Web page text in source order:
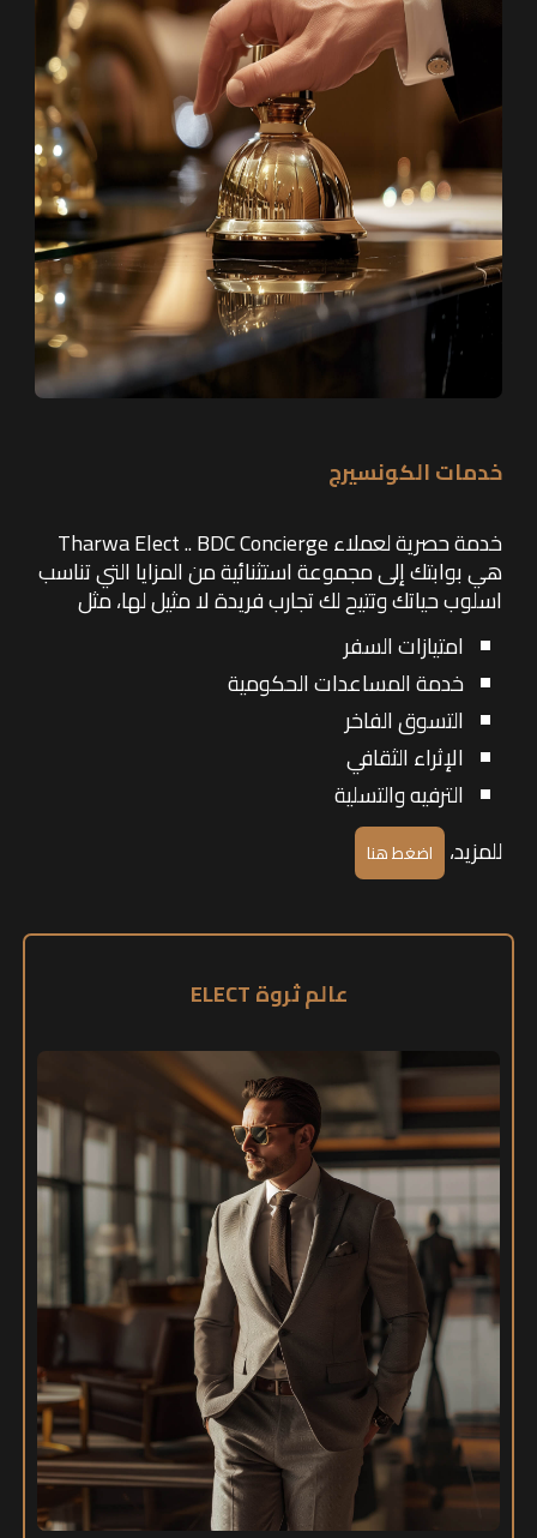
خدمات الكونسيرج
خدمة حصرية لعملاء Tharwa Elect .. BDC Concierge
هي بوابتك إلى مجموعة استثنائية من المزايا التي تناسب
اسلوب حياتك وتتيح لك تجارب فريدة لا مثيل لها، مثل
امتيازات السفر
خدمة المساعدات الحكومية
التسوق الفاخر
الإثراء الثقافي
الترفيه والتسلية
للمزيد،
اضغط هنا
عالم ثروة ELECT